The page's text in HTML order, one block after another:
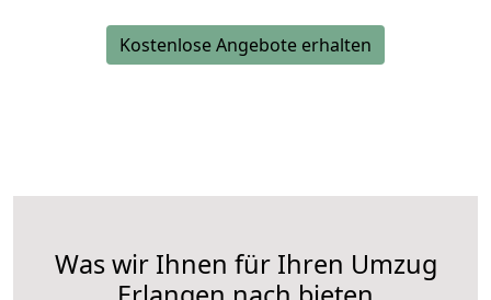
Kostenlose Angebote erhalten
Was wir Ihnen für Ihren Umzug